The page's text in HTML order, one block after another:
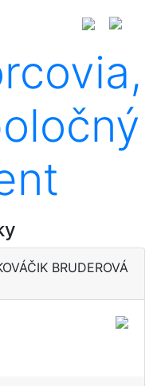
BRUDEROVÁ